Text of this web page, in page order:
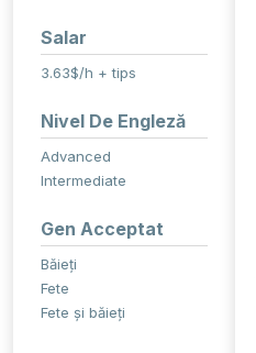
Salar
3.63$/h + tips
Nivel De Engleză
Advanced
Intermediate
Gen Acceptat
Băieți
Fete
Fete și băieți